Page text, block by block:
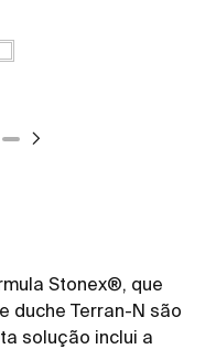
Stonex®, que
duche Terran-N são
solução inclui a